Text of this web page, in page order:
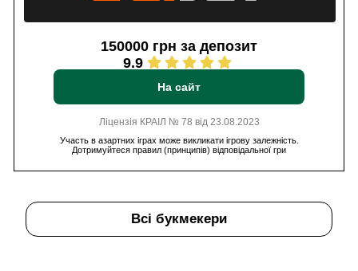
150000 грн за депозит
9.9
На сайт
Ліцензія КРАІЛ № 78 від 23.08.2023
Участь в азартних іграх може викликати ігрову залежність.
Дотримуйтеся правил (принципів) відповідальної гри
Всі букмекери